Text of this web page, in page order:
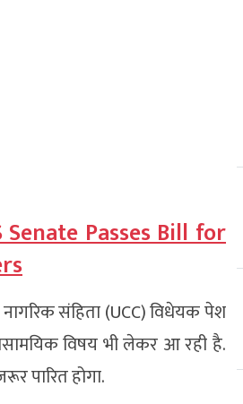
Passes Bill for
नागरिक संहिता (UCC) विधेयक पेश
विषय भी लेकर आ रही है.
पारित होगा.